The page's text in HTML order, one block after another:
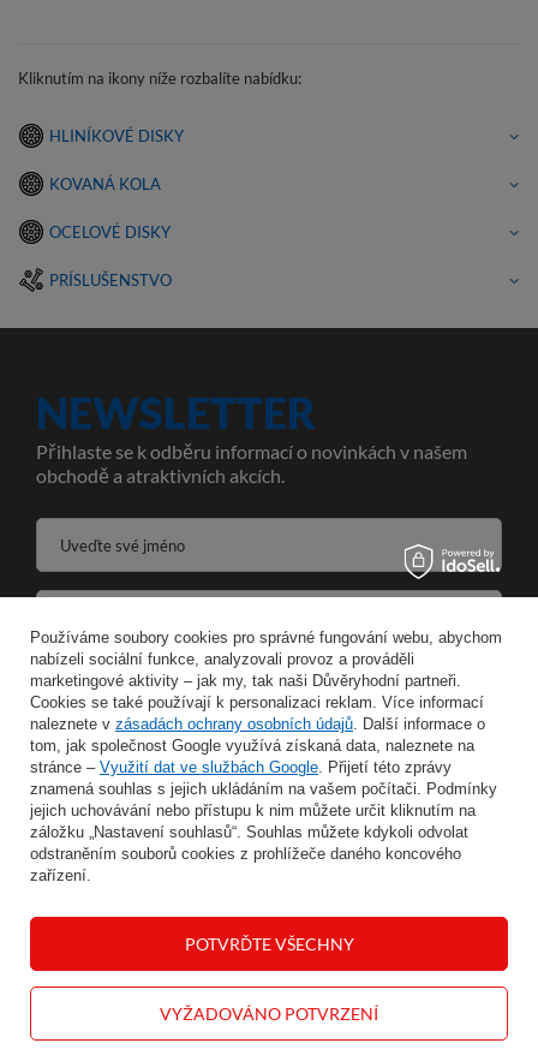
Kliknutím na ikony níže rozbalíte nabídku:
HLINÍKOVÉ DISKY
KOVANÁ KOLA
OCELOVÉ DISKY
PRÍSLUŠENSTVO
NEWSLETTER
Přihlaste se k odběru informací o novinkách v našem
obchodě a atraktivních akcích.
Uveďte své jméno
Souhlasím se zpracováním svých osobních údajů pro účely a v rozsahu služby Newsletter ve formátu
ULOŽIT
INFORMACE
NÁPOVĚDA
KONTAKT
Používáme soubory cookies pro správné fungování webu, abychom
nabízeli sociální funkce, analyzovali provoz a prováděli
marketingové aktivity – jak my, tak naši Důvěryhodní partneři.
Cookies se také používají k personalizaci reklam. Více informací
naleznete v zásadách ochrany osobních údajů. Další informace o
tom, jak společnost Google využívá získaná data, naleznete na
stránce – Využití dat ve službách Google. Přijetí této zprávy
znamená souhlas s jejich ukládáním na vašem počítači. Podmínky
jejich uchovávání nebo přístupu k nim můžete určit kliknutím na
záložku „Nastavení souhlasů“. Souhlas můžete kdykoli odvolat
odstraněním souborů cookies z prohlížeče daného koncového
zařízení.
VYŽADOVÁNO POTVRZENÍ
POTVRĎTE VŠECHNY